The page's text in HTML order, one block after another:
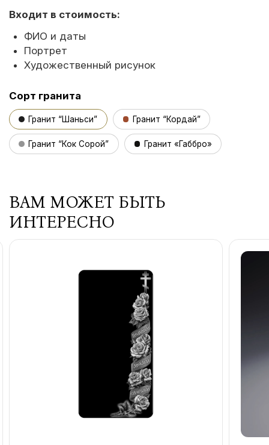
Входит в стоимость:
ФИО и даты
Портрет
Художественный рисунок
Сорт гранита
Гранит “Шаньси” Гранит “Кордай”
Гранит “Кок Сорой” Гранит «Габбро»
ВАМ МОЖЕТ БЫТЬ
ИНТЕРЕСНО